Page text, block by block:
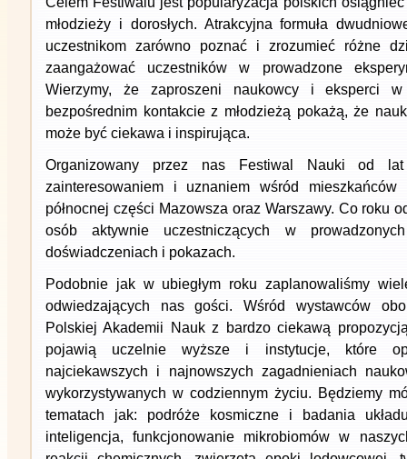
młodzieży i dorosłych. Atrakcyjna formuła
uczestnikom zarówno poznać i zrozumieć różne
zaangażować uczestników w prowadzone
Wierzymy, że zaproszeni naukowcy i eksperci
bezpośrednim kontakcie z młodzieżą pokażą, że
może być ciekawa i inspirująca.
Organizowany przez nas Festiwal Nauki od
zainteresowaniem i uznaniem wśród mieszkańców
północnej części Mazowsza oraz Warszawy. Co roku
osób aktywnie uczestniczących w
doświadczeniach i pokazach.
Podobnie jak w ubiegłym roku zaplanowaliśmy
odwiedzających nas gości. Wśród wystawców
Polskiej Akademii Nauk z bardzo ciekawą
pojawią uczelnie wyższe i instytucje, które
najciekawszych i najnowszych zagadnieniach
wykorzystywanych w codziennym życiu. Będziemy
tematach jak: podróże kosmiczne i badania
inteligencja, funkcjonowanie mikrobiomów w